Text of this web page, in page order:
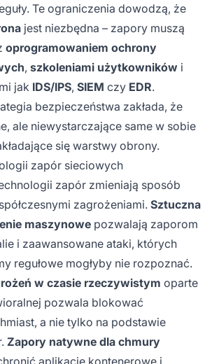
Te ograniczenia dowodzą, że
jest niezbędna – zapory muszą
oprogramowaniem ochrony
, szkoleniami użytkowników i
jak IDS/IPS, SIEM czy EDR.
bezpieczeństwa zakłada, że
ale niewystarczające same w sobie
się warstwy obrony.
zapór sieciowych
zapór zmieniają sposób
zagrożeniami. Sztuczna
maszynowe pozwalają zaporom
i zaawansowane ataki, których
regułowe mogłyby nie rozpoznać.
w czasie rzeczywistym oparte
pozwala blokować
a nie tylko na podstawie
Zapory natywne dla chmury
aplikacje kontenerowe i